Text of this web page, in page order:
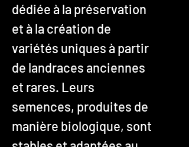
dédiée à la préservation
et à la création de
variétés uniques à partir
de landraces anciennes
et rares. Leurs
semences, produites de
manière biologique, sont